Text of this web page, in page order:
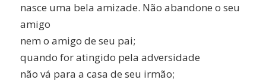
nasce uma bela amizade. Não abandone o seu
amigo
nem o amigo de seu pai;
quando for atingido pela adversidade
não vá para a casa de seu irmão;